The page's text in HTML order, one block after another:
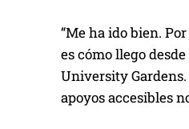
“Me ha ido bien.
es cómo llego
University
apoyos accesibles